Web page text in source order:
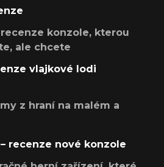
recenze konzole, kterou
ale chcete
vlajkové lodi
z hraní na malém a
recenze nové konzole